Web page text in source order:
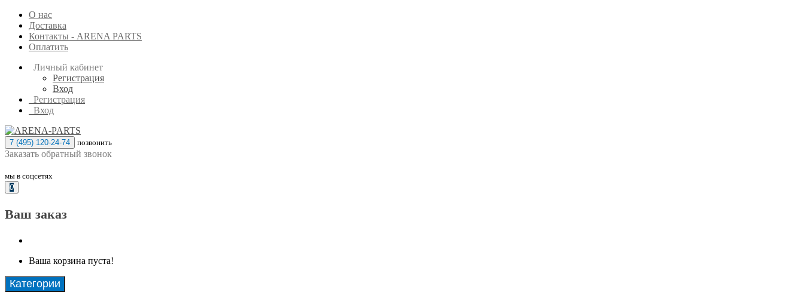
О нас
Доставка
Контакты - ARENA PARTS
Оплатить
Личный кабинет
Регистрация
Вход
Регистрация
Вход
7 (495) 120-24-74 позвонить
Заказать обратный звонок
мы в соцсетях
0
Ваш заказ
Ваша корзина пуста!
Категории